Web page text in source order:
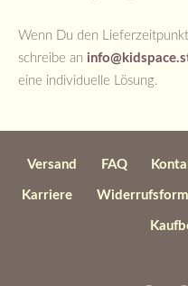
Wenn Du den
schreibe an
eine individuelle Lösung.
Versand FAQ
Karriere